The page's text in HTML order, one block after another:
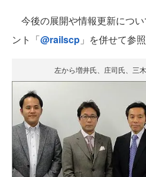
今後の展開や情報更新につ
ント「@railscp 」を併せて参
左から増井氏、庄司氏、三